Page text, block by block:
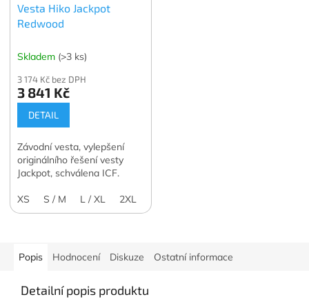
Vesta Hiko Jackpot
Redwood
Skladem (>3 ks)
3 174 Kč bez DPH
3 841 Kč
DETAIL
Závodní vesta, vylepšení
originálního řešení vesty
Jackpot, schválena ICF.
XS S / M L / XL 2XL
Popis Hodnocení Diskuze Ostatní informace
Detailní popis produktu